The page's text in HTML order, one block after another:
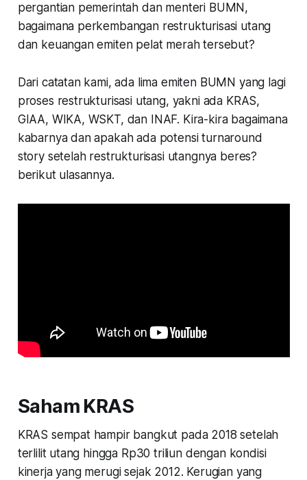
pergantian pemerintah dan menteri BUMN,
bagaimana perkembangan restrukturisasi utang
dan keuangan emiten pelat merah tersebut?
Dari catatan kami, ada lima emiten BUMN yang lagi
proses restrukturisasi utang, yakni ada KRAS,
GIAA, WIKA, WSKT, dan INAF. Kira-kira bagaimana
kabarnya dan apakah ada potensi turnaround
story setelah restrukturisasi utangnya beres?
berikut ulasannya.
Saham KRAS
KRAS sempat hampir bangkut pada 2018 setelah
terlilit utang hingga Rp30 triliun dengan kondisi
kinerja yang merugi sejak 2012. Kerugian yang